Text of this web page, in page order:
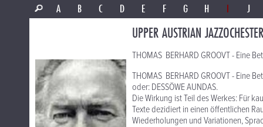
A
B C D E F G H I J
UPPER AUSTRIAN JAZZOCHESTER
THOMAS BERHARD GROOVT - Eine
THOMAS BERHARD GROOVT - Eine
oder: DESSÖWE AUNDAS.
Die Wirkung ist Teil des Werkes: Für
Texte dezidiert in einen öffentlichen
Wiederholungen und Variationen,